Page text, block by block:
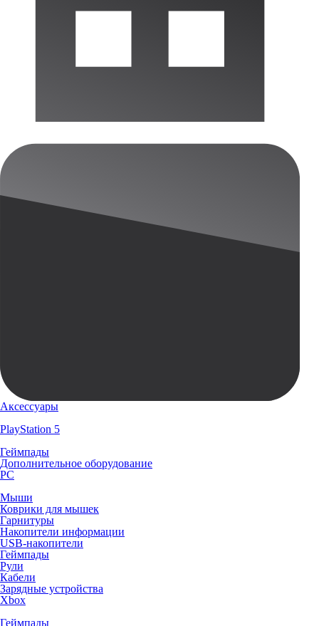
Аксессуары
PlayStation 5
Геймпады
Дополнительное оборудование
PC
Мыши
Коврики для мышек
Гарнитуры
Накопители информации
USB-накопители
Геймпады
Рули
Кабели
Зарядные устройства
Xbox
Геймпады